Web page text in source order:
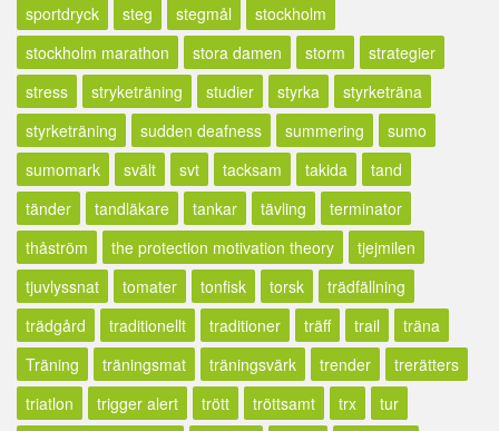
sportdryck
steg stegmål
stockholm
stockholm marathon
stora damen storm
strategier
stress
stryketräning studier styrka
styrketräna
styrketräning
sudden deafness summering
sumo
sumomark
svält svt tacksam takida
tand
tänder
tandläkare tankar tävling
terminator
thåström
the protection motivation theory
tjejmilen
tjuvlyssnat
tomater tonfisk torsk
trädfällning
trädgård
traditionellt traditioner träff trail
träna
Träning
träningsmat träningsvärk trender
trerätters
triatlon
trigger alert trött tröttsamt trx
tur